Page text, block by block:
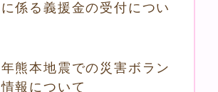
係る義援金の受付につい
熊本地震での災害ボラン
報について